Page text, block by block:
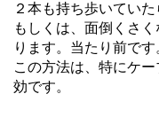
２本も持ち歩いてい
もしくは、面倒くさ
ります。当たり前です
この方法は、特にケ
効です。